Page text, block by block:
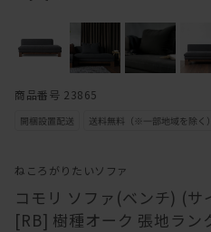
ねころがりたいソファ
コモリ ソファ(ベンチ) (
[RB] 樹種オーク 張地ラン
商品番号 23865